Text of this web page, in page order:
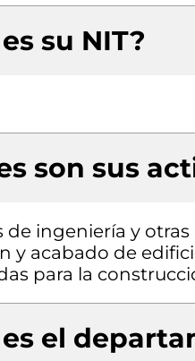
su NIT?
son sus
de ingeniería y
y acabado de
para la
es el